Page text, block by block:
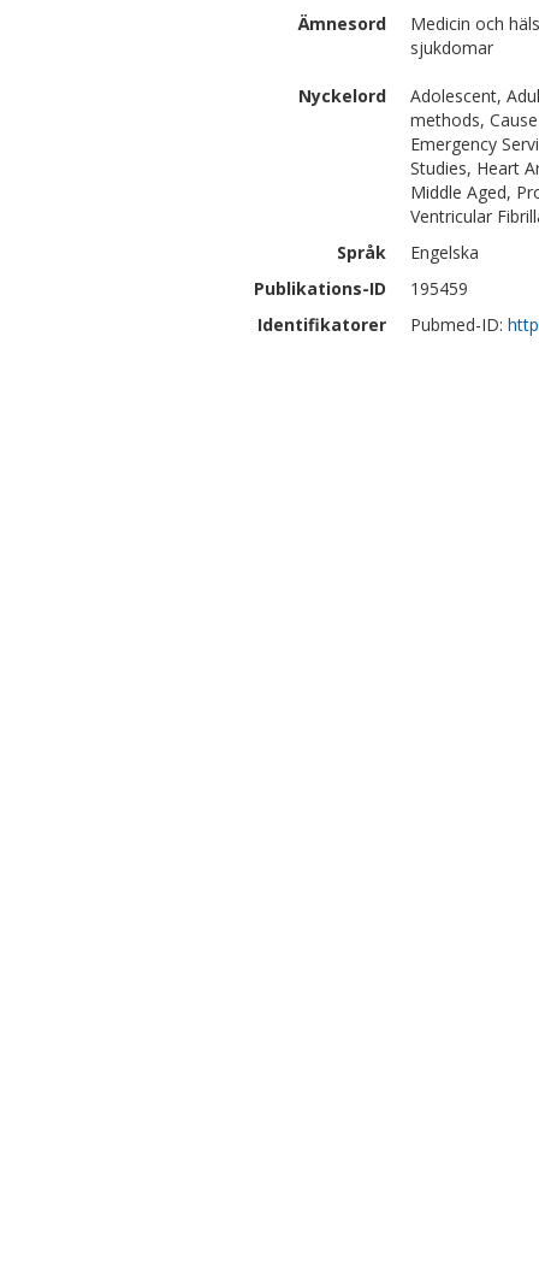
Ämnesord
Medicin och
sjukdomar
Nyckelord
Adolescent,
methods,
Emergency
Studies, Heart
Middle Aged,
Ventricular
Språk
Engelska
Publikations-ID
195459
Identifikatorer
Pubmed-ID: